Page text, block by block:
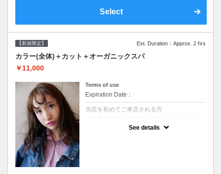
Select
【新規限定】 Est. Duration：Approx. 2 hrs
カラー(全体)＋カット＋オーガニックスパ
￥11,000
Terms of use
Expiration Date：
当店を初めてご来店される方
See details